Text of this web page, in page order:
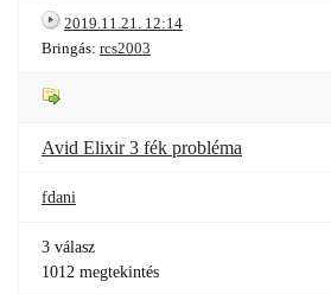
2019.11.21. 12:14
Bringás: rcs2003
Avid Elixir 3 fék probléma
fdani
3 válasz
1012 megtekintés